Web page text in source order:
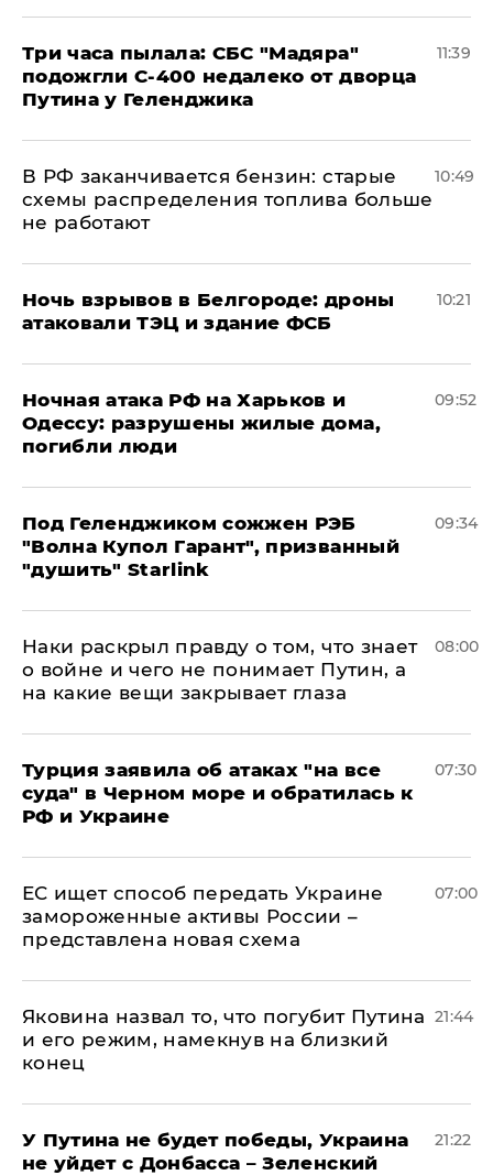
Три часа пылала: СБС "Мадяра"
подожгли С-400 недалеко от дворца
Путина у Геленджика
11:39
​В РФ заканчивается бензин: старые
схемы распределения топлива больше
не работают
10:49
​Ночь взрывов в Белгороде: дроны
атаковали ТЭЦ и здание ФСБ
10:21
​Ночная атака РФ на Харьков и
Одессу: разрушены жилые дома,
погибли люди
09:52
Под Геленджиком сожжен РЭБ
"Волна Купол Гарант", призванный
"душить" Starlink
09:34
Наки раскрыл правду о том, что знает
о войне и чего не понимает Путин, а
на какие вещи закрывает глаза
08:00
Турция заявила об атаках "на все
суда" в Черном море и обратилась к
РФ и Украине
07:30
ЕС ищет способ передать Украине
замороженные активы России –
представлена новая схема
07:00
Яковина назвал то, что погубит Путина
и его режим, намекнув на близкий
конец
21:44
У Путина не будет победы, Украина
не уйдет с Донбасса – Зеленский
21:22